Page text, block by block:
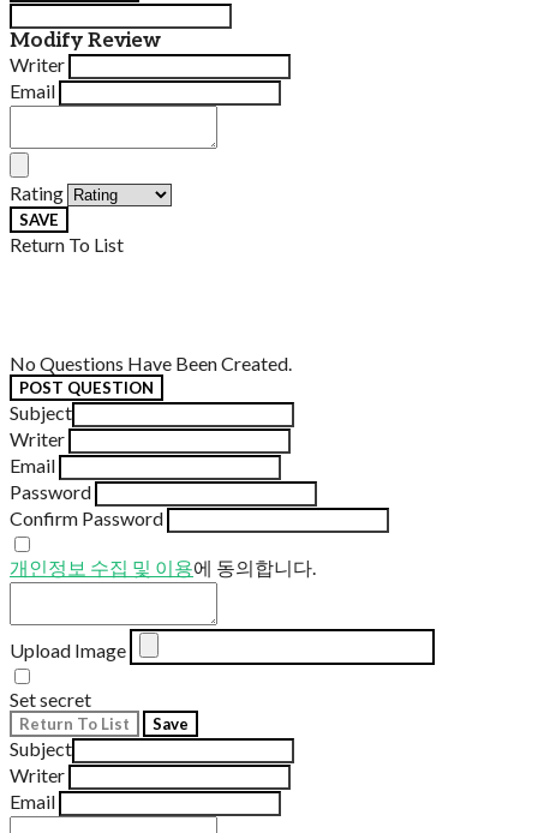
Modify Review
Writer
Email
Rating
SAVE
Return To List
No Questions Have Been Created.
POST QUESTION
Subject
Writer
Email
Password
Confirm Password
개인정보 수집 및 이용에 동의합니다.
Upload Image
Set secret
Return To List Save
Subject
Writer
Email